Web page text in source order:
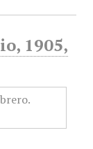
1905,